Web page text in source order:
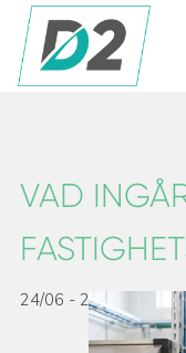
VAD
24/06 - 2026